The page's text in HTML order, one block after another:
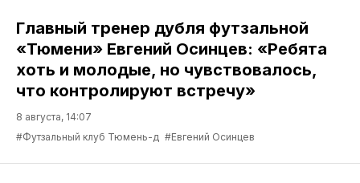
Главный тренер дубля футзальной
«Тюмени» Евгений Осинцев: «Ребята
хоть и молодые, но чувствовалось,
что контролируют встречу»
8 августа, 14:07
#Футзальный клуб Тюмень-д #Евгений Осинцев